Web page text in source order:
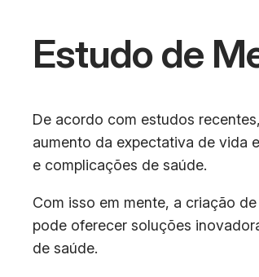
Estudo de
De acordo com estudos
aumento da expectativa de vida
e complicações de saúde.
Com isso em mente, a criação
pode oferecer soluções
de saúde.